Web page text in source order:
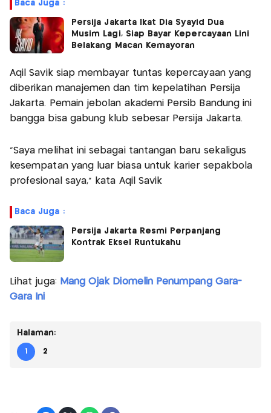
Baca Juga :
Persija Jakarta Ikat Dia Syayid Dua
Musim Lagi, Siap Bayar Kepercayaan Lini
Belakang Macan Kemayoran
Aqil Savik siap membayar tuntas kepercayaan yang
diberikan manajemen dan tim kepelatihan Persija
Jakarta. Pemain jebolan akademi Persib Bandung ini
bangga bisa gabung klub sebesar Persija Jakarta.
“Saya melihat ini sebagai tantangan baru sekaligus
kesempatan yang luar biasa untuk karier sepakbola
profesional saya,” kata Aqil Savik
Baca Juga :
Persija Jakarta Resmi Perpanjang
Kontrak Eksel Runtukahu
Lihat juga: Mang Ojak Diomelin Penumpang Gara-
Gara Ini
Halaman:
1 2